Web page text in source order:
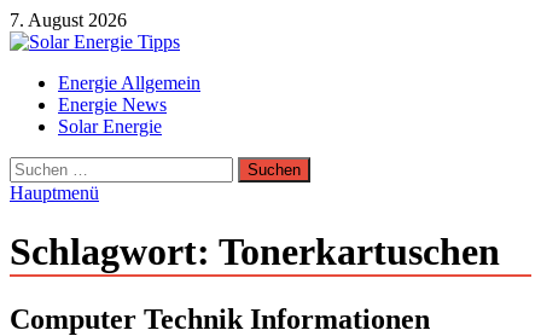
Zum
Inhalt
7. August 2026
Solar Energie Tipps
Solar Energie und Photovoltaik Informationen und Tipps
Energie Allgemein
Energie News
Solar Energie
Suchen
nach:
Hauptmenü
Schlagwort: Tonerkartuschen
Computer Technik Informationen